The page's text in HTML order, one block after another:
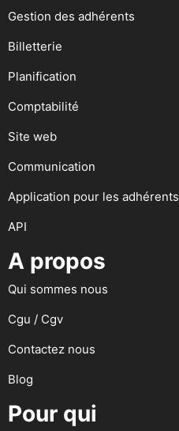
Gestion des adhérents
Billetterie
Planification
Comptabilité
Site web
Communication
Application pour les adhérents
API
A propos
Qui sommes nous
Cgu / Cgv
Contactez nous
Blog
Pour qui